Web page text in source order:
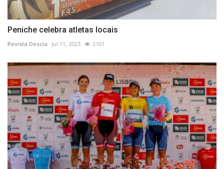
Peniche celebra atletas locais
Revista Descla Jul 11, 2023 2101